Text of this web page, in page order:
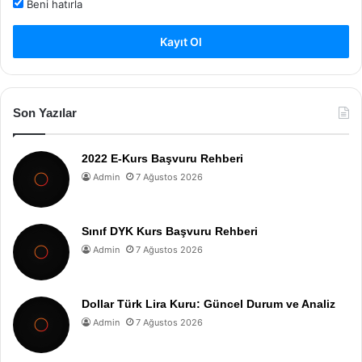
Beni hatırla
Kayıt Ol
Son Yazılar
2022 E-Kurs Başvuru Rehberi
Admin 7 Ağustos 2026
Sınıf DYK Kurs Başvuru Rehberi
Admin 7 Ağustos 2026
Dollar Türk Lira Kuru: Güncel Durum ve Analiz
Admin 7 Ağustos 2026